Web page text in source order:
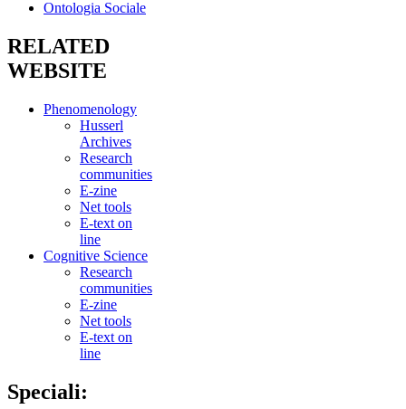
Ontologia Sociale
RELATED
WEBSITE
Phenomenology
Husserl
Archives
Research
communities
E-zine
Net tools
E-text on
line
Cognitive Science
Research
communities
E-zine
Net tools
E-text on
line
Speciali: